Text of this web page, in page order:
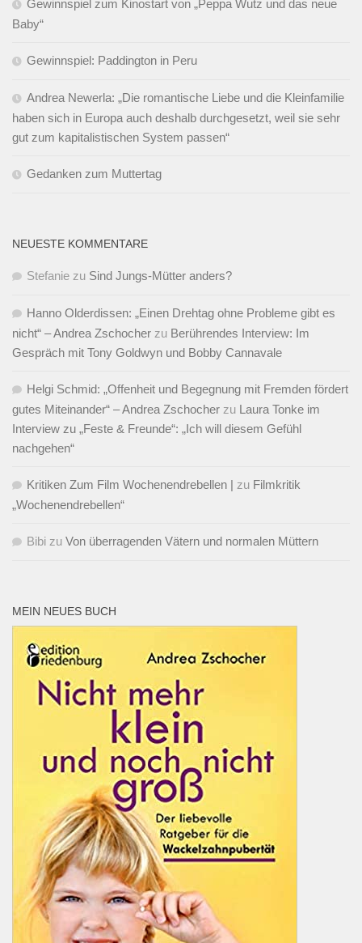
Gewinnspiel zum Kinostart von „Peppa Wutz und das neue
Baby“
Gewinnspiel: Paddington in Peru
Andrea Newerla: „Die romantische Liebe und die Kleinfamilie
haben sich in Europa auch deshalb durchgesetzt, weil sie sehr
gut zum kapitalistischen System passen“
Gedanken zum Muttertag
NEUESTE KOMMENTARE
Stefanie zu Sind Jungs-Mütter anders?
Hanno Olderdissen: „Einen Drehtag ohne Probleme gibt es
nicht“ – Andrea Zschocher zu Berührendes Interview: Im
Gespräch mit Tony Goldwyn und Bobby Cannavale
Helgi Schmid: „Offenheit und Begegnung mit Fremden fördert
gutes Miteinander“ – Andrea Zschocher zu Laura Tonke im
Interview zu „Feste & Freunde“: „Ich will diesem Gefühl
nachgehen“
Kritiken Zum Film Wochenendrebellen | zu Filmkritik
„Wochenendrebellen“
Bibi zu Von überragenden Vätern und normalen Müttern
MEIN NEUES BUCH